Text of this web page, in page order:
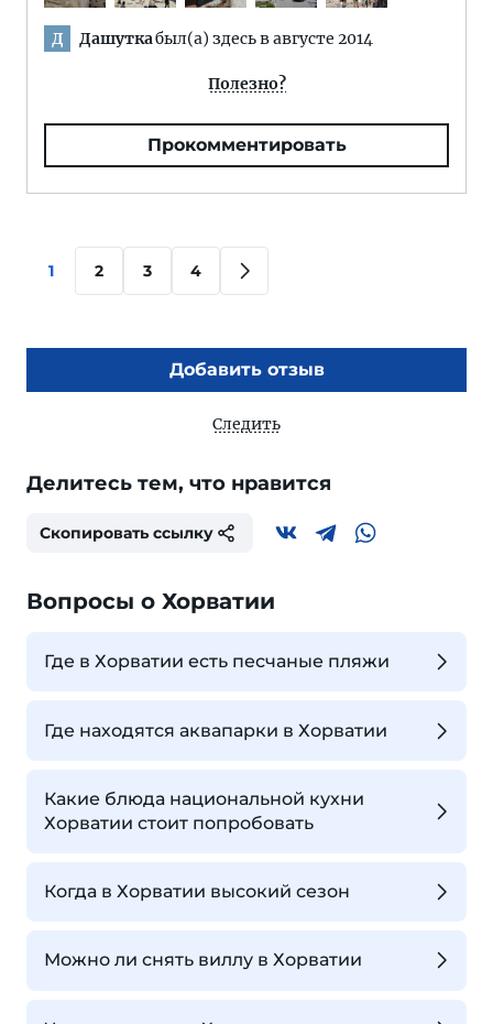
Д Дашуткабыл(а) здесь в августе 2014
Полезно?
Прокомментировать
1 2 3 4
Добавить отзыв
Следить
Делитесь тем, что нравится
Скопировать ссылку
Вопросы о Хорватии
Где в Хорватии есть песчаные пляжи
Где находятся аквапарки в Хорватии
Какие блюда национальной кухни
Хорватии стоит попробовать
Когда в Хорватии высокий сезон
Можно ли снять виллу в Хорватии